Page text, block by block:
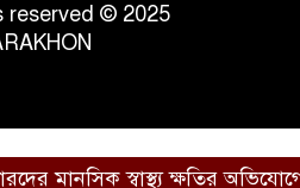
reserved © 2025
স্বাস্থ্য ক্ষতির অভিযোগে